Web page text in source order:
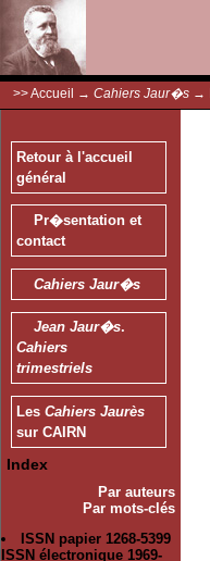
>>Accueil → Cahiers Jaur�s →
Retour à l'accueil
général
Pr�sentation et
contact
Cahiers Jaur�s
Jean Jaur�s.
Cahiers
trimestriels
Les Cahiers Jaurès
sur CAIRN
Index
Par auteurs
Par mots-clés
ISSN papier 1268-5399
ISSN électronique 1969-